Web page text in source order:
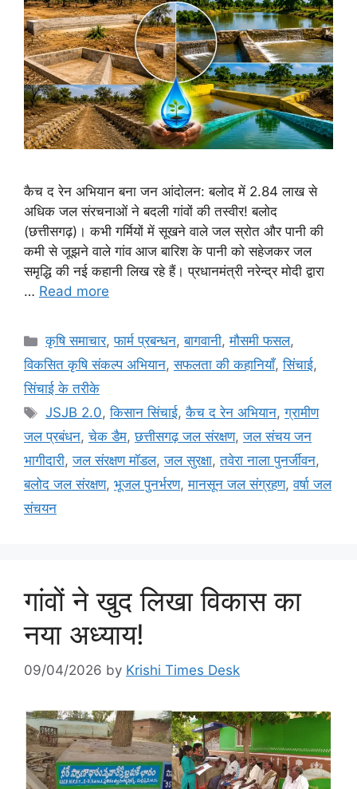
कैच द रेन अभियान बना जन आंदोलन: बलोद में 2.84 लाख से
अधिक जल संरचनाओं ने बदली गांवों की तस्वीर! बलोद
(छत्तीसगढ़)। कभी गर्मियों में सूखने वाले जल स्रोत और पानी की
कमी से जूझने वाले गांव आज बारिश के पानी को सहेजकर जल
समृद्धि की नई कहानी लिख रहे हैं। प्रधानमंत्री नरेन्द्र मोदी द्वारा
… Read more
कृषि समाचार,फार्म प्रबन्धन,बागवानी,मौसमी फसल,
विकसित कृषि संकल्प अभियान,सफलता की कहानियाँ,सिंचाई,
सिंचाई के तरीके
JSJB 2.0,किसान सिंचाई,कैच द रेन अभियान,ग्रामीण
जल प्रबंधन,चेक डैम,छत्तीसगढ़ जल संरक्षण,जल संचय जन
भागीदारी,जल संरक्षण मॉडल,जल सुरक्षा,तवेरा नाला पुनर्जीवन,
बलोद जल संरक्षण, भूजल पुनर्भरण,मानसून जल संग्रहण,वर्षा जल
संचयन
गांवों ने खुद लिखा विकास का
नया अध्याय!
09/04/2026 by Krishi Times Desk